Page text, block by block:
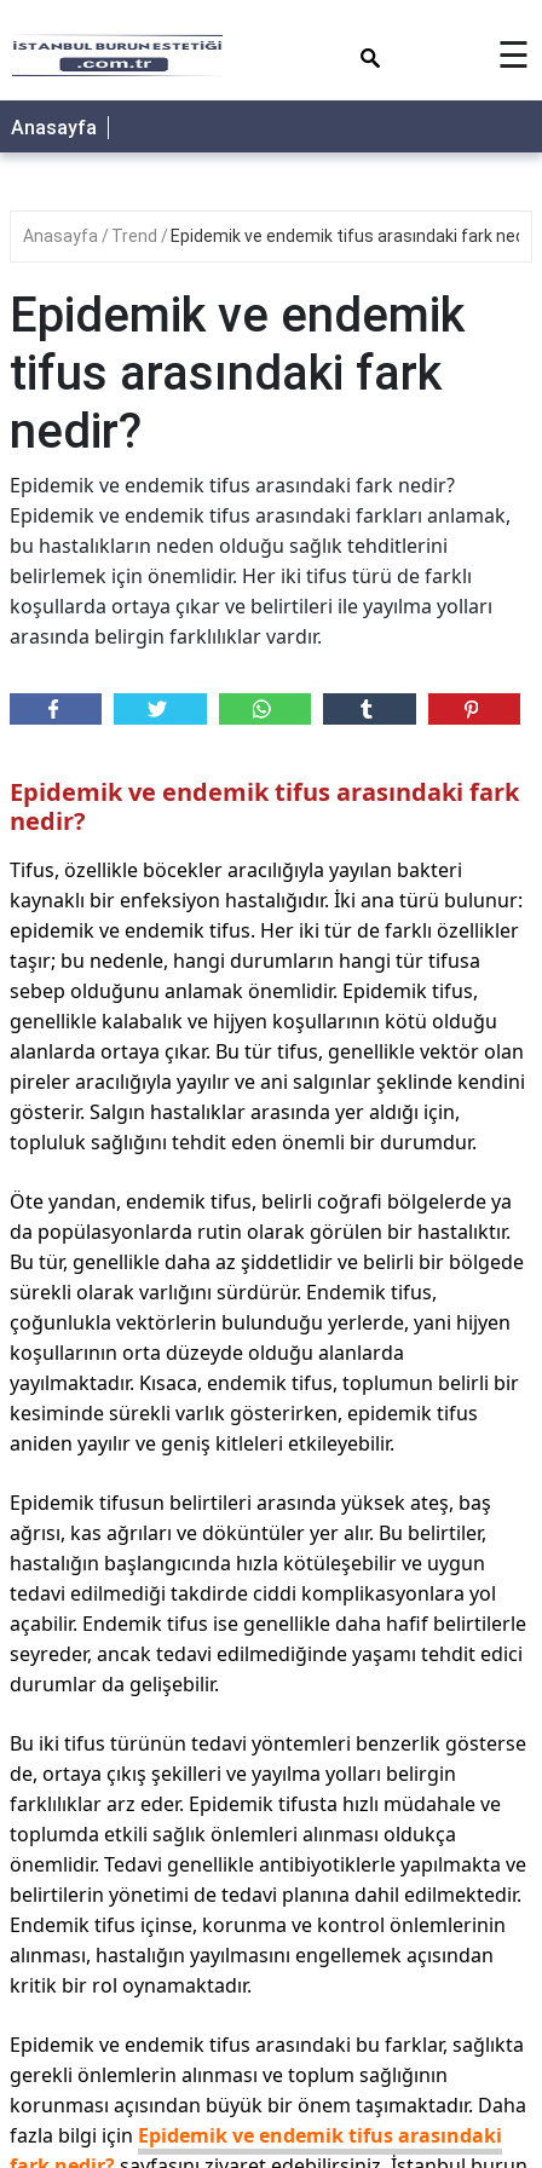
☰
Anasayfa
Anasayfa Trend Epidemik ve endemik tifus arasındaki fark nedir?
Epidemik ve endemik
tifus arasındaki fark
nedir?
Epidemik ve endemik tifus arasındaki fark nedir?
Epidemik ve endemik tifus arasındaki farkları anlamak,
bu hastalıkların neden olduğu sağlık tehditlerini
belirlemek için önemlidir. Her iki tifus türü de farklı
koşullarda ortaya çıkar ve belirtileri ile yayılma yolları
arasında belirgin farklılıklar vardır.
Epidemik ve endemik tifus arasındaki fark
nedir?
Tifus, özellikle böcekler aracılığıyla yayılan bakteri
kaynaklı bir enfeksiyon hastalığıdır. İki ana türü bulunur:
epidemik ve endemik tifus. Her iki tür de farklı özellikler
taşır; bu nedenle, hangi durumların hangi tür tifusa
sebep olduğunu anlamak önemlidir. Epidemik tifus,
genellikle kalabalık ve hijyen koşullarının kötü olduğu
alanlarda ortaya çıkar. Bu tür tifus, genellikle vektör olan
pireler aracılığıyla yayılır ve ani salgınlar şeklinde kendini
gösterir. Salgın hastalıklar arasında yer aldığı için,
topluluk sağlığını tehdit eden önemli bir durumdur.
Öte yandan, endemik tifus, belirli coğrafi bölgelerde ya
da popülasyonlarda rutin olarak görülen bir hastalıktır.
Bu tür, genellikle daha az şiddetlidir ve belirli bir bölgede
sürekli olarak varlığını sürdürür. Endemik tifus,
çoğunlukla vektörlerin bulunduğu yerlerde, yani hijyen
koşullarının orta düzeyde olduğu alanlarda
yayılmaktadır. Kısaca, endemik tifus, toplumun belirli bir
kesiminde sürekli varlık gösterirken, epidemik tifus
aniden yayılır ve geniş kitleleri etkileyebilir.
Epidemik tifusun belirtileri arasında yüksek ateş, baş
ağrısı, kas ağrıları ve döküntüler yer alır. Bu belirtiler,
hastalığın başlangıcında hızla kötüleşebilir ve uygun
tedavi edilmediği takdirde ciddi komplikasyonlara yol
açabilir. Endemik tifus ise genellikle daha hafif belirtilerle
seyreder, ancak tedavi edilmediğinde yaşamı tehdit edici
durumlar da gelişebilir.
Bu iki tifus türünün tedavi yöntemleri benzerlik gösterse
de, ortaya çıkış şekilleri ve yayılma yolları belirgin
farklılıklar arz eder. Epidemik tifusta hızlı müdahale ve
toplumda etkili sağlık önlemleri alınması oldukça
önemlidir. Tedavi genellikle antibiyotiklerle yapılmakta ve
belirtilerin yönetimi de tedavi planına dahil edilmektedir.
Endemik tifus içinse, korunma ve kontrol önlemlerinin
alınması, hastalığın yayılmasını engellemek açısından
kritik bir rol oynamaktadır.
Epidemik ve endemik tifus arasındaki bu farklar, sağlıkta
gerekli önlemlerin alınması ve toplum sağlığının
korunması açısından büyük bir önem taşımaktadır. Daha
fazla bilgi için Epidemik ve endemik tifus arasındaki